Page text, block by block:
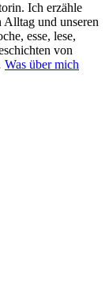
Ich erzähle
und unseren
esse, lese,
von
Was über mich